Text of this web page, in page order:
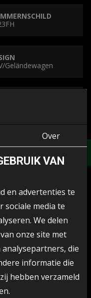
Geländewagen
Over
VAN
en advertenties te
sociale media te
We delen
onze site met
analysepartners, die
informatie die
hebben verzameld